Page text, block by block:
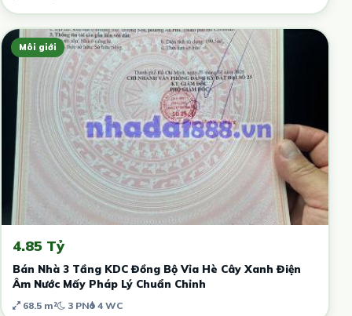
Môi giới
4.85 Tỷ
Bán Nhà 3 Tầng KDC Đồng Bộ Vỉa Hè Cây Xanh Điện
Âm Nước Mấy Pháp Lý Chuẩn Chỉnh
68.5 m² 3 PN 4 WC